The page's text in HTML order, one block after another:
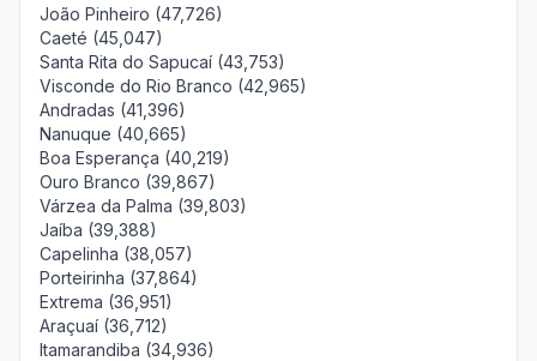
João Pinheiro (47,726)
Caeté (45,047)
Santa Rita do Sapucaí (43,753)
Visconde do Rio Branco (42,965)
Andradas (41,396)
Nanuque (40,665)
Boa Esperança (40,219)
Ouro Branco (39,867)
Várzea da Palma (39,803)
Jaíba (39,388)
Capelinha (38,057)
Porteirinha (37,864)
Extrema (36,951)
Araçuaí (36,712)
Itamarandiba (34,936)